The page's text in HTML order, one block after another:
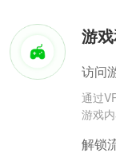
游
访问
通过
游戏
解锁